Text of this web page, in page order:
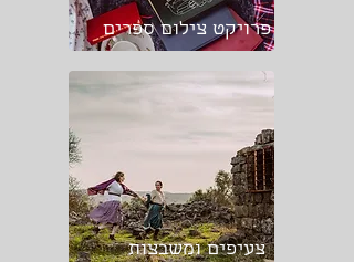
צעיפים ומשבצות
פרויקט צילום ספרים